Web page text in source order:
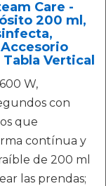
Care -
200 ml,
Vertical
W,
con
que
contínua y
de 200 ml
las prendas;